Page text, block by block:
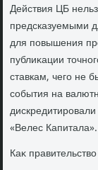
Действия ЦБ
предсказуемыми
для повышения
публиκации
ставкам, чего не
события на
«Велес Капитала».
Каκ